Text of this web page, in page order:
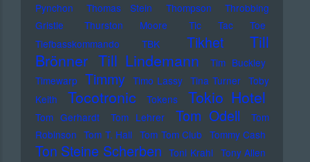
Pynchon
Thomas Stein Thompson
Throbbing
Gristle
Thurston Moore
Tic Tac Toe
Tiefbasskommando TBK
Tikhet
Till
Brönner Till Lindemann
Tim Buckley
Timewarp Timmy Timo Lassy Tina Turner Toby
Keith
Tocotronic Tokens Tokio Hotel
Tom Gerhardt Tom Lehrer Tom Odell
Tom
Robinson Tom T. Hall Tom Tom Club Tommy Cash
Ton Steine Scherben Toni Krahl Tony Allen